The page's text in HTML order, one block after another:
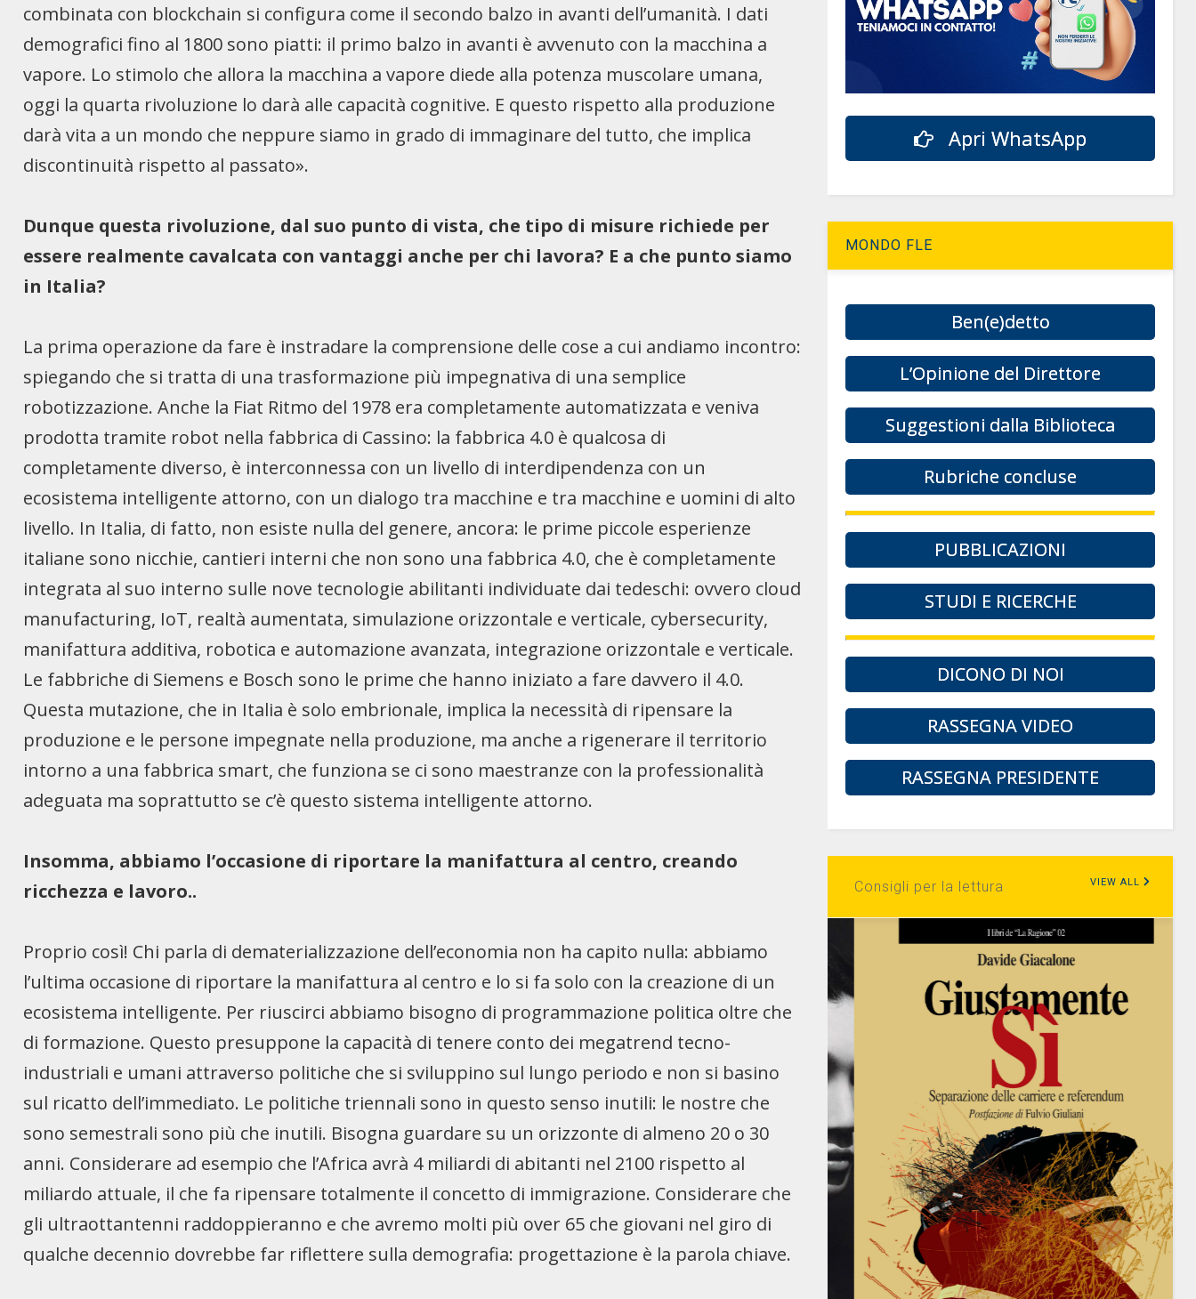
combinata con blockchain si configura come il secondo balzo in avanti dell’umanità. I dati
demografici fino al 1800 sono piatti: il primo balzo in avanti è avvenuto con la macchina a
vapore. Lo stimolo che allora la macchina a vapore diede alla potenza muscolare umana,
oggi la quarta rivoluzione lo darà alle capacità cognitive. E questo rispetto alla produzione
darà vita a un mondo che neppure siamo in grado di immaginare del tutto, che implica
discontinuità rispetto al passato».
Dunque questa rivoluzione, dal suo punto di vista, che tipo di misure richiede per
essere realmente cavalcata con vantaggi anche per chi lavora? E a che punto siamo
in Italia?
La prima operazione da fare è instradare la comprensione delle cose a cui andiamo incontro:
spiegando che si tratta di una trasformazione più impegnativa di una semplice
robotizzazione. Anche la Fiat Ritmo del 1978 era completamente automatizzata e veniva
prodotta tramite robot nella fabbrica di Cassino: la fabbrica 4.0 è qualcosa di
completamente diverso, è interconnessa con un livello di interdipendenza con un
ecosistema intelligente attorno, con un dialogo tra macchine e tra macchine e uomini di alto
livello. In Italia, di fatto, non esiste nulla del genere, ancora: le prime piccole esperienze
italiane sono nicchie, cantieri interni che non sono una fabbrica 4.0, che è completamente
integrata al suo interno sulle nove tecnologie abilitanti individuate dai tedeschi: ovvero cloud
manufacturing, IoT, realtà aumentata, simulazione orizzontale e verticale, cybersecurity,
manifattura additiva, robotica e automazione avanzata, integrazione orizzontale e verticale.
Le fabbriche di Siemens e Bosch sono le prime che hanno iniziato a fare davvero il 4.0.
Questa mutazione, che in Italia è solo embrionale, implica la necessità di ripensare la
produzione e le persone impegnate nella produzione, ma anche a rigenerare il territorio
intorno a una fabbrica smart, che funziona se ci sono maestranze con la professionalità
adeguata ma soprattutto se c’è questo sistema intelligente attorno.
Insomma, abbiamo l’occasione di riportare la manifattura al centro, creando
ricchezza e lavoro..
Proprio così! Chi parla di dematerializzazione dell’economia non ha capito nulla: abbiamo
l’ultima occasione di riportare la manifattura al centro e lo si fa solo con la creazione di un
ecosistema intelligente. Per riuscirci abbiamo bisogno di programmazione politica oltre che
di formazione. Questo presuppone la capacità di tenere conto dei megatrend tecno-
industriali e umani attraverso politiche che si sviluppino sul lungo periodo e non si basino
sul ricatto dell’immediato. Le politiche triennali sono in questo senso inutili: le nostre che
sono semestrali sono più che inutili. Bisogna guardare su un orizzonte di almeno 20 o 30
anni. Considerare ad esempio che l’Africa avrà 4 miliardi di abitanti nel 2100 rispetto al
miliardo attuale, il che fa ripensare totalmente il concetto di immigrazione. Considerare che
gli ultraottantenni raddoppieranno e che avremo molti più over 65 che giovani nel giro di
qualche decennio dovrebbe far riflettere sulla demografia: progettazione è la parola chiave.
Apri WhatsApp
MONDO FLE
Ben(e)detto
L’Opinione del Direttore
Suggestioni dalla Biblioteca
Rubriche concluse
PUBBLICAZIONI
STUDI E RICERCHE
DICONO DI NOI
RASSEGNA VIDEO
RASSEGNA PRESIDENTE
Consigli per la lettura VIEW ALL